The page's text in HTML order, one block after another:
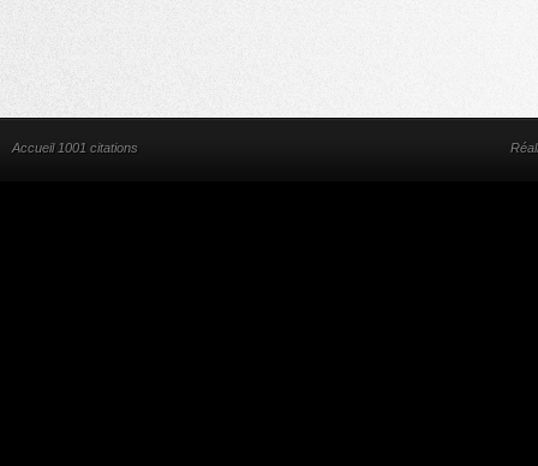
Accueil 1001 citations